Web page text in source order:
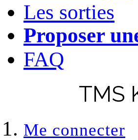
Les sorties
Proposer
FAQ
TMS
Me connecter